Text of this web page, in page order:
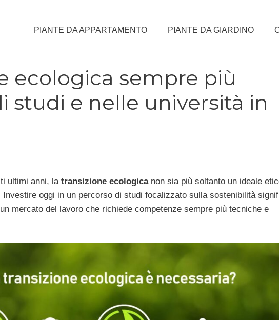
PIANTE DA APPARTAMENTO PIANTE DA GIARDINO
ecologica sempre più
studi e nelle università in
ultimi anni, la transizione ecologicanon sia più soltanto un ideale
Investire oggi in un percorso di studi focalizzato sulla sostenibilità
mercato del lavoro che richiede competenze sempre più tecniche e